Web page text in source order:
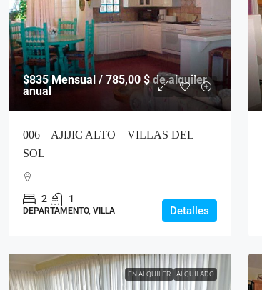
$835Mensual / 785,00 $ de alquiler
anual
006 – AJIJIC ALTO – VILLAS DEL
SOL
2 1
DEPARTAMENTO, VILLA Detalles
EN ALQUILER ALQUILADO